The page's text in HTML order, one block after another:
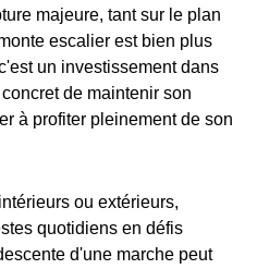
majeure, tant sur le plan
escalier est bien plus
un investissement dans
de maintenir son
à profiter pleinement de son
ou extérieurs,
quotidiens en défis
d'une marche peut